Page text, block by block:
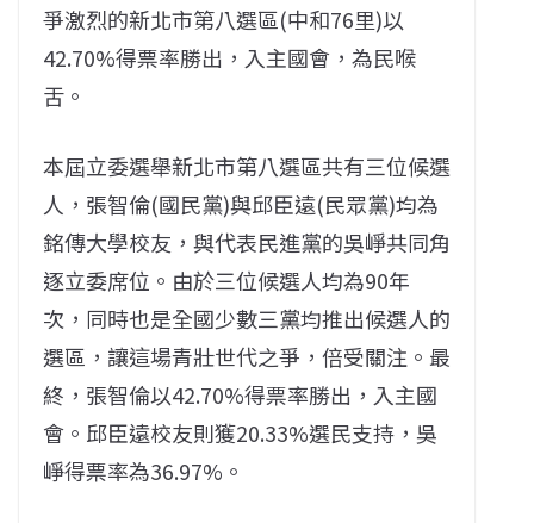
爭激烈的新北市第八選區(中和76里)以
42.70%得票率勝出，入主國會，為民喉
舌。
本屆立委選舉新北市第八選區共有三位候選
人，張智倫(國民黨)與邱臣遠(民眾黨)均為
銘傳大學校友，與代表民進黨的吳崢共同角
逐立委席位。由於三位候選人均為90年
次，同時也是全國少數三黨均推出候選人的
選區，讓這場青壯世代之爭，倍受關注。最
終，張智倫以42.70%得票率勝出，入主國
會。邱臣遠校友則獲20.33%選民支持，吳
崢得票率為36.97%。